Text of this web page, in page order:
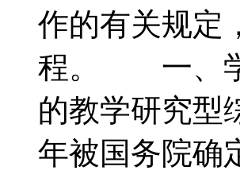
作的有关规定
程。 一、
的教学研究型
年被国务院确